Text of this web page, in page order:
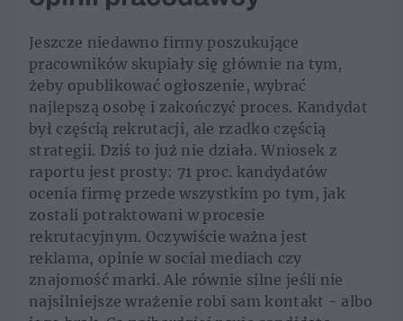
Jeszcze niedawno firmy poszukujące
pracowników skupiały się głównie na tym,
żeby opublikować ogłoszenie, wybrać
najlepszą osobę i zakończyć proces. Kandydat
był częścią rekrutacji, ale rzadko częścią
strategii. Dziś to już nie działa. Wniosek z
raportu jest prosty: 71 proc. kandydatów
ocenia firmę przede wszystkim po tym, jak
zostali potraktowani w procesie
rekrutacyjnym. Oczywiście ważna jest
reklama, opinie w social mediach czy
znajomość marki. Ale równie silne jeśli nie
najsilniejsze wrażenie robi sam kontakt - albo